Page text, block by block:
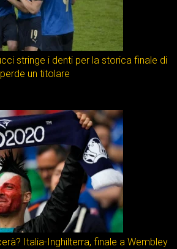
stringe i denti per la storica finale di
un titolare
Italia-Inghilterra, finale a Wembley